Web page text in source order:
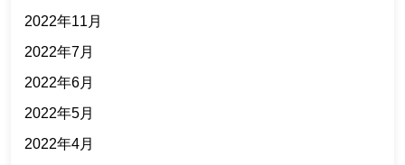
2022年11月
2022年7月
2022年6月
2022年5月
2022年4月